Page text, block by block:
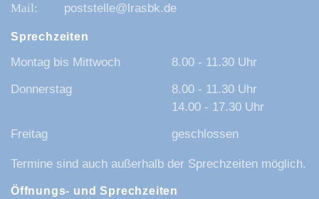
poststelle@lrasbk.de
Sprechzeiten
Montag bis Mittwoch
8.00 - 11.30 Uhr
Donnerstag
8.00 - 11.30 Uhr
14.00 - 17.30 Uhr
Freitag
geschlossen
Termine sind auch außerhalb der Sprechzeiten möglich.
Öffnungs- und Sprechzeiten